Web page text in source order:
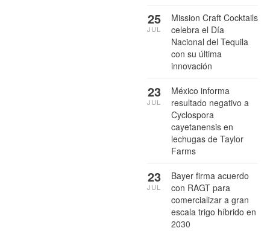
Mission Craft Cocktails
celebra el Día
Nacional del Tequila
con su última
innovación
25
JUL
México informa
resultado negativo a
Cyclospora
cayetanensis en
lechugas de Taylor
Farms
23
JUL
Bayer firma acuerdo
con RAGT para
comercializar a gran
escala trigo híbrido en
2030
23
JUL